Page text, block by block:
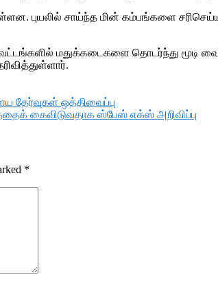
புயலில் சாய்ந்த மின் கம்பங்களை
மதுக்கடைகளை தொடர்ந்து மூடி
தேர்வுகள் ஒத்திவைப்பு
கைவிடுவதாக ஸ்பேஸ் எக்ஸ் அறிவிப்பு
*